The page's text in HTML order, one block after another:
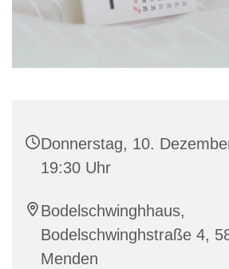
Donnerstag, 10.
19:30 Uhr
Bodelschwinghhaus,
Bodelschwinghstraße 4,
Menden